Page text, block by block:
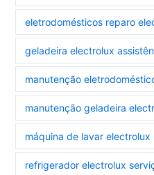
eletrodomésticos reparo
geladeira electrolux
manutenção
manutenção geladeira
máquina de lavar electrolux
refrigerador electrolux